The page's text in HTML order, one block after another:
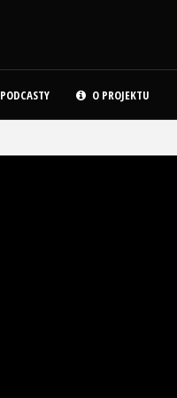
PODCASTY O PROJEKTU